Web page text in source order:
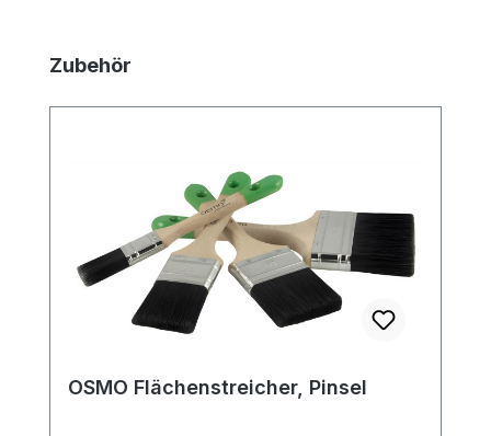
Produktgalerie überspringen
Zubehör
OSMO Flächenstreicher, Pinsel